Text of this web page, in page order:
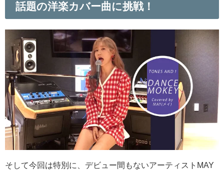
話題の洋楽カバー曲に挑戦！
そして今回は特別に、デビュー間もないアーティストMAY